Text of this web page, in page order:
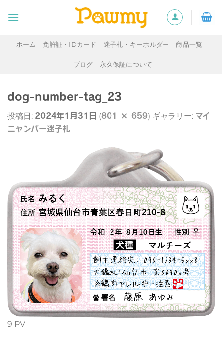
ホーム 免許証・IDカード 迷子札・キーホルダー 商品一覧
ブログ 永久保証について
dog-number-tag_23
投稿日: 2024年1月31日 (801 × 659) ギャラリー: マイ
ニャンバー迷子札
9 PV